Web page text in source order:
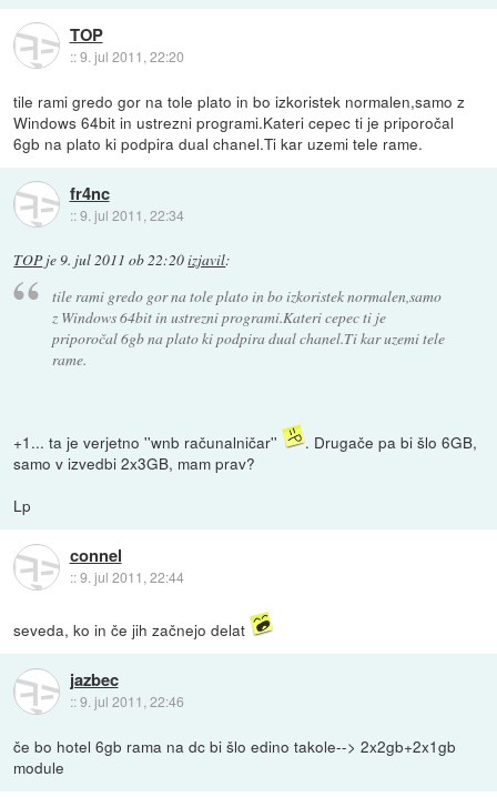
TOP
::9. jul 2011, 22:20
tile rami gredo gor na tole plato in bo izkoristek normalen,samo z
Windows 64bit in ustrezni programi.Kateri cepec ti je priporočal
6gb na plato ki podpira dual chanel.Ti kar uzemi tele rame.
fr4nc
::9. jul 2011, 22:34
TOP je 9. jul 2011 ob 22:20izjavil:
tile rami gredo gor na tole plato in bo izkoristek normalen,samo
z Windows 64bit in ustrezni programi.Kateri cepec ti je
priporočal 6gb na plato ki podpira dual chanel.Ti kar uzemi tele
rame.
+1... ta je verjetno ''wnb računalničar''
. Drugače pa bi šlo 6GB,
samo v izvedbi 2x3GB, mam prav?
Lp
connel
::9. jul 2011, 22:44
seveda, ko in če jih začnejo delat
jazbec
::9. jul 2011, 22:46
če bo hotel 6gb rama na dc bi šlo edino takole--> 2x2gb+2x1gb
module